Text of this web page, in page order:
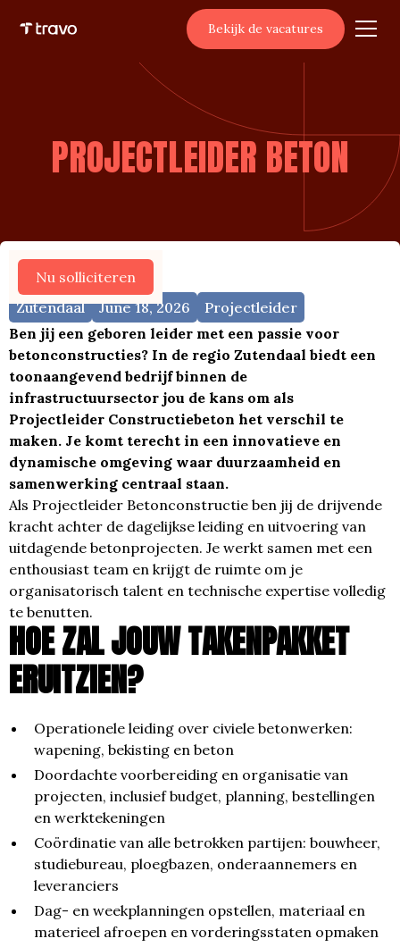
Bekijk de vacatures
PROJECTLEIDER BETON
Meer vacatures
Zutendaal June 18, 2026
Projectleider
Ben jij een geboren leider met een passie voor
betonconstructies? In de regio Zutendaal biedt een
toonaangevend bedrijf binnen de
infrastructuursector jou de kans om als
Projectleider Constructiebeton het verschil te
maken. Je komt terecht in een innovatieve en
dynamische omgeving waar duurzaamheid en
samenwerking centraal staan.
Als Projectleider Betonconstructie ben jij de drijvende
kracht achter de dagelijkse leiding en uitvoering van
uitdagende betonprojecten. Je werkt samen met een
enthousiast team en krijgt de ruimte om je
organisatorisch talent en technische expertise volledig
te benutten.
HOE ZAL JOUW TAKENPAKKET
ERUITZIEN?
Operationele leiding over civiele betonwerken:
wapening, bekisting en beton
Doordachte voorbereiding en organisatie van
projecten, inclusief budget, planning, bestellingen
en werktekeningen
Coördinatie van alle betrokken partijen: bouwheer,
studiebureau, ploegbazen, onderaannemers en
leveranciers
Dag- en weekplanningen opstellen, materiaal en
materieel afroepen en vorderingsstaten opmaken
Nu solliciteren